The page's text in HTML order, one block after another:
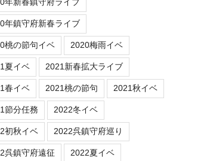
年鎮守府新春ライブ
桃の節句イベ 2020梅雨イベ
夏イベ 2021新春拡大ライブ
春イベ 2021桃の節句 2021秋イベ
節分任務 2022冬イベ
初秋イベ 2022呉鎮守府巡り
呉鎮守府遠征 2022夏イベ